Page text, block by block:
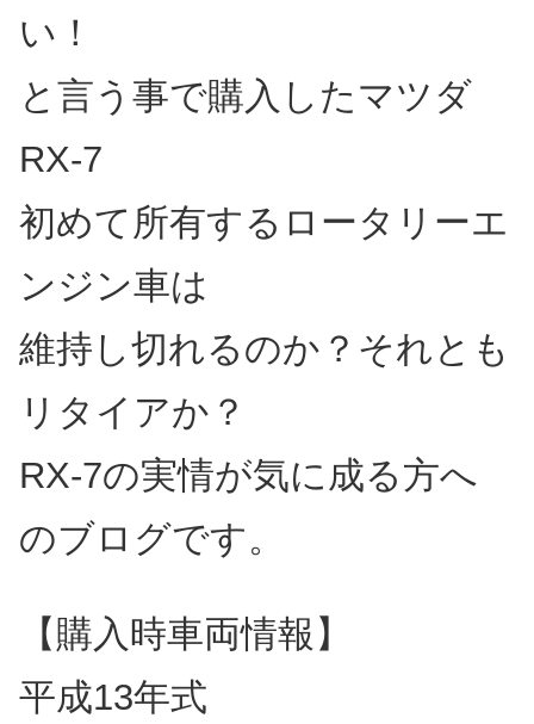
い！
と言う事で購入したマツダ
RX-7
初めて所有するロータリーエ
ンジン車は
維持し切れるのか？それとも
リタイアか？
RX-7の実情が気に成る方へ
のブログです。
【購入時車両情報】
平成13年式